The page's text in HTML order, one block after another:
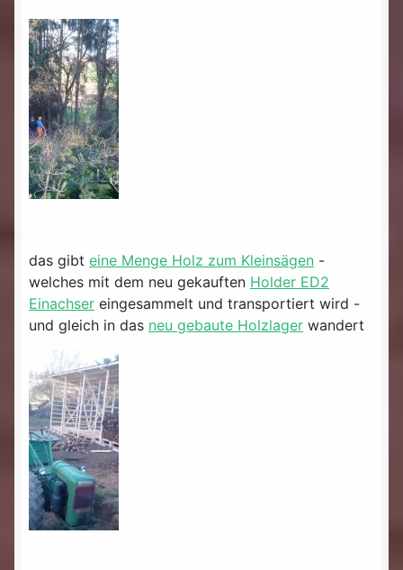
das gibt eine Menge Holz zum Kleinsägen -
welches mit dem neu gekauften Holder ED2
Einachser eingesammelt und transportiert wird -
und gleich in das neu gebaute Holzlager wandert